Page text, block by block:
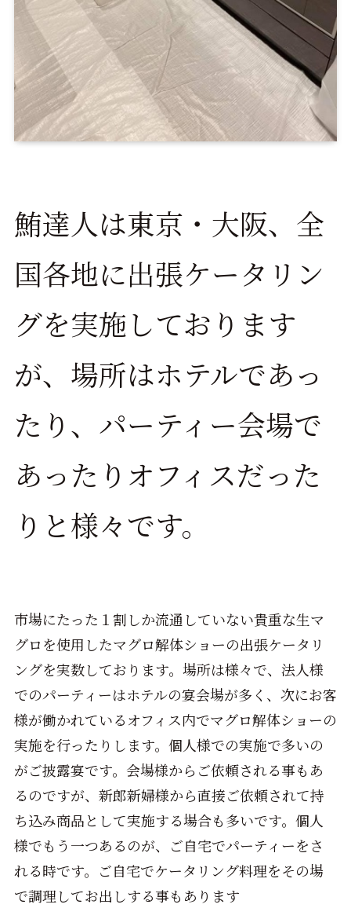
鮪達人は東京・大阪、全
国各地に出張ケータリン
グを実施しております
が、場所はホテルであっ
たり、パーティー会場で
あったりオフィスだった
りと様々です。
市場にたった１割しか流通していない貴重な生マ
グロを使用したマグロ解体ショーの出張ケータリ
ングを実数しております。場所は様々で、法人様
でのパーティーはホテルの宴会場が多く、次にお客
様が働かれているオフィス内でマグロ解体ショーの
実施を行ったりします。個人様での実施で多いの
がご披露宴です。会場様からご依頼される事もあ
るのですが、新郎新婦様から直接ご依頼されて持
ち込み商品として実施する場合も多いです。個人
様でもう一つあるのが、ご自宅でパーティーをさ
れる時です。ご自宅でケータリング料理をその場
で調理してお出しする事もあります